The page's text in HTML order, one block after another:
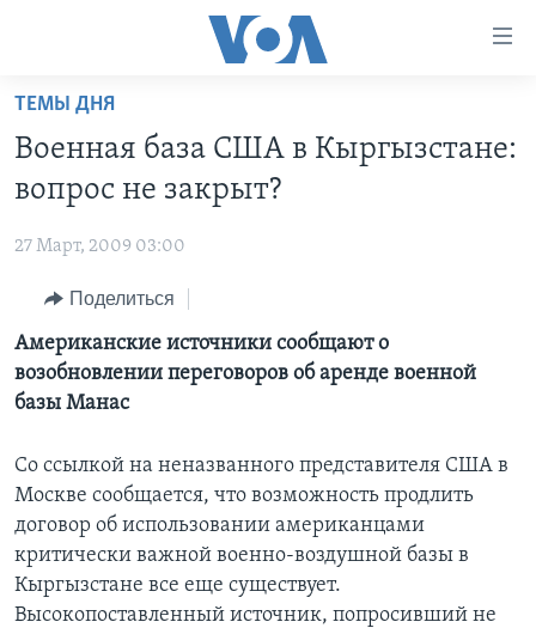
Перейти
основной
контент
Перейти
навигации
Перейти
поиск
НОВОСТИ ЗА МИНУТУ
ИТОГИ
ПОЧЕМУ ЭТО ВАЖНО?
НЬЮ-ЙОРК NEW YORK
АМЕРИКА. БОЛЬШОЕ ПУТЕШЕСТВИЕ
ПРОЕКТЫ
УЧИМ АНГЛИЙСКИЙ
НАША АМЕРИКАНСКАЯ ИСТОРИЯ
А КАК В АМЕРИКЕ?
ТЕСТЫ
ЭКСПЕРТИЗА
ИНТЕРВЬЮ
ФАКТЫ ПРОТИВ ФЕЙКОВ
ЗА СВОБОДУ ПРЕССЫ
ВИДЕО
ПОДПИСКА НА НОВОСТИ
Learning English
ТЕМЫ ДНЯ
Военная база США в Кыргызстане:
вопрос не закрыт?
27 Март, 2009 03:00
Поделиться
Американские источники сообщают о
возобновлении переговоров об аренде военной
базы Манас
Со ссылкой на неназванного представителя США в
Москве сообщается, что возможность продлить
договор об использовании американцами
критически важной военно-воздушной базы в
Кыргызстане все еще существует.
Высокопоставленный источник, попросивший не